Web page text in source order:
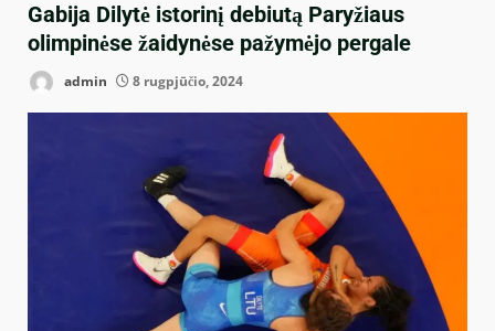
Gabija Dilytė istorinį debiutą Paryžiaus
olimpinėse žaidynėse pažymėjo pergale
admin 8 rugpjūčio, 2024